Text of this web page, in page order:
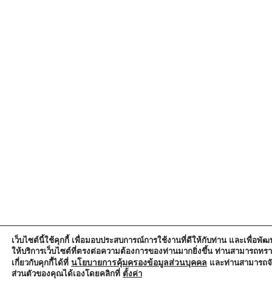
เว็บไซต์นี้ใช้คุกกี้ เพื่อมอบประสบการณ์การใช้งานที่ดีให้กับท่าน และเพื่อพั
ให้บริการเว็บไซต์ที่ตรงต่อความต้องการของท่านมากยิ่งขึ้น ท่านสามารถทร
เกี่ยวกับคุกกี้ได้ที่ นโยบายการคุ้มครองข้อมูลส่วนบุคคล และท่านสามารถ
ส่วนตัวของคุณได้เองโดยคลิกที่ ตั้งค่า